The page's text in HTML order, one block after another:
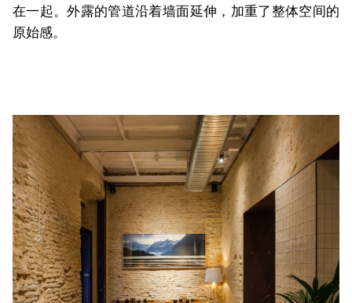
在一起。外露的管道沿着墙面延伸，加重了整体空间的
原始感。